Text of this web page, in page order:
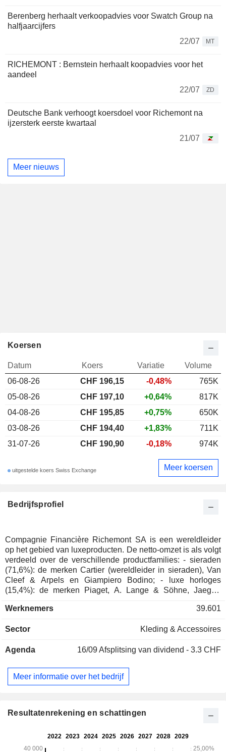
Berenberg herhaalt verkoopadvies voor Swatch Group na
halfjaarcijfers
22/07
MT
RICHEMONT : Bernstein herhaalt koopadvies voor het
aandeel
22/07
ZD
Deutsche Bank verhoogt koersdoel voor Richemont na
ijzersterk eerste kwartaal
21/07
Meer nieuws
Bedrijfsprofiel
Compagnie Financière Richemont SA is een wereldleider
op het gebied van luxeproducten. De netto-omzet is als volgt
verdeeld over de verschillende productfamilies: - sieraden
(71,6%): de merken Cartier (wereldleider in sieraden), Van
Cleef & Arpels en Giampiero Bodino; - luxe horloges
(15,4%): de merken Piaget, A. Lange & Söhne, Jaeger-
Schaffhausen, Baume & Mercier en Roger Dubuis; - overige
kleding onder de volgende merken: Montblanc, Chloé, Old
volgt verdeeld over de verschillende activiteiten:
(6,3%). De netto-omzet is geografisch als volgt verdeeld:
Zwitserland (3,2%), het Verenigd Koninkrijk (3,8%), Europa
Midden-Oosten en Afrika (9%)..
Werknemers 39.601
Sector Kleding & Accessoires
Agenda 16/09Afsplitsing van dividend - 3.3 CHF
Meer informatie over het bedrijf
Koersen
Datum Koers Variatie
Volume
06-08-26
CHF 196,15 -0,48%
765K
05-08-26
CHF 197,10 +0,64%
817K
04-08-26
CHF 195,85 +0,75%
650K
03-08-26
CHF 194,40 +1,83%
711K
31-07-26
CHF 190,90 -0,18% 974K
uitgestelde koers Swiss Exchange Meer koersen
Resultatenrekening en schattingen